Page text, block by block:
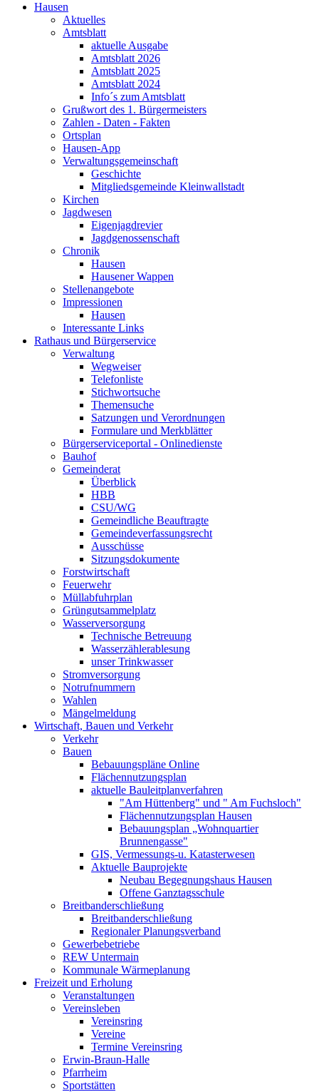
Hausen
Aktuelles
Amtsblatt
aktuelle Ausgabe
Amtsblatt 2026
Amtsblatt 2025
Amtsblatt 2024
Info´s zum Amtsblatt
Grußwort des 1. Bürgermeisters
Zahlen - Daten - Fakten
Ortsplan
Hausen-App
Verwaltungsgemeinschaft
Geschichte
Mitgliedsgemeinde Kleinwallstadt
Kirchen
Jagdwesen
Eigenjagdrevier
Jagdgenossenschaft
Chronik
Hausen
Hausener Wappen
Stellenangebote
Impressionen
Hausen
Interessante Links
Rathaus und Bürgerservice
Verwaltung
Wegweiser
Telefonliste
Stichwortsuche
Themensuche
Satzungen und Verordnungen
Formulare und Merkblätter
Bürgerserviceportal - Onlinedienste
Bauhof
Gemeinderat
Überblick
HBB
CSU/WG
Gemeindliche Beauftragte
Gemeindeverfassungsrecht
Ausschüsse
Sitzungsdokumente
Forstwirtschaft
Feuerwehr
Müllabfuhrplan
Grüngutsammelplatz
Wasserversorgung
Technische Betreuung
Wasserzählerablesung
unser Trinkwasser
Stromversorgung
Notrufnummern
Wahlen
Mängelmeldung
Wirtschaft, Bauen und Verkehr
Verkehr
Bauen
Bebauungspläne Online
Flächennutzungsplan
aktuelle Bauleitplanverfahren
"Am Hüttenberg" und " Am Fuchsloch"
Flächennutzungsplan Hausen
Bebauungsplan „Wohnquartier
Brunnengasse"
GIS, Vermessungs-u. Katasterwesen
Aktuelle Bauprojekte
Neubau Begegnungshaus Hausen
Offene Ganztagsschule
Breitbanderschließung
Breitbanderschließung
Regionaler Planungsverband
Gewerbebetriebe
REW Untermain
Kommunale Wärmeplanung
Freizeit und Erholung
Veranstaltungen
Vereinsleben
Vereinsring
Vereine
Termine Vereinsring
Erwin-Braun-Halle
Pfarrheim
Sportstätten